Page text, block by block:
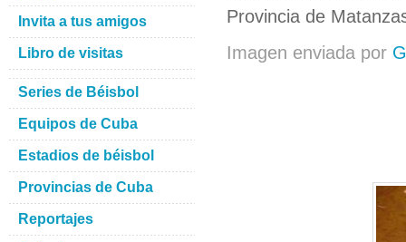
Provincia de
Imagen enviada por
Invita a tus amigos
Libro de visitas
Series de Béisbol
Equipos de Cuba
Estadios de béisbol
Provincias de Cuba
Reportajes